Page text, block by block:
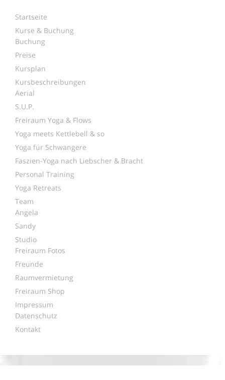
Startseite
Kurse & Buchung
Buchung
Preise
Kursplan
Kursbeschreibungen
Aerial
S.U.P.
Freiraum Yoga & Flows
Yoga meets Kettlebell & so
Yoga für Schwangere
Faszien-Yoga nach Liebscher & Bracht
Personal Training
Yoga Retreats
Team
Angela
Sandy
Studio
Freiraum Fotos
Freunde
Raumvermietung
Freiraum Shop
Impressum
Datenschutz
Kontakt